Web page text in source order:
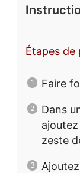
Étapes
Faire
Dans
zeste